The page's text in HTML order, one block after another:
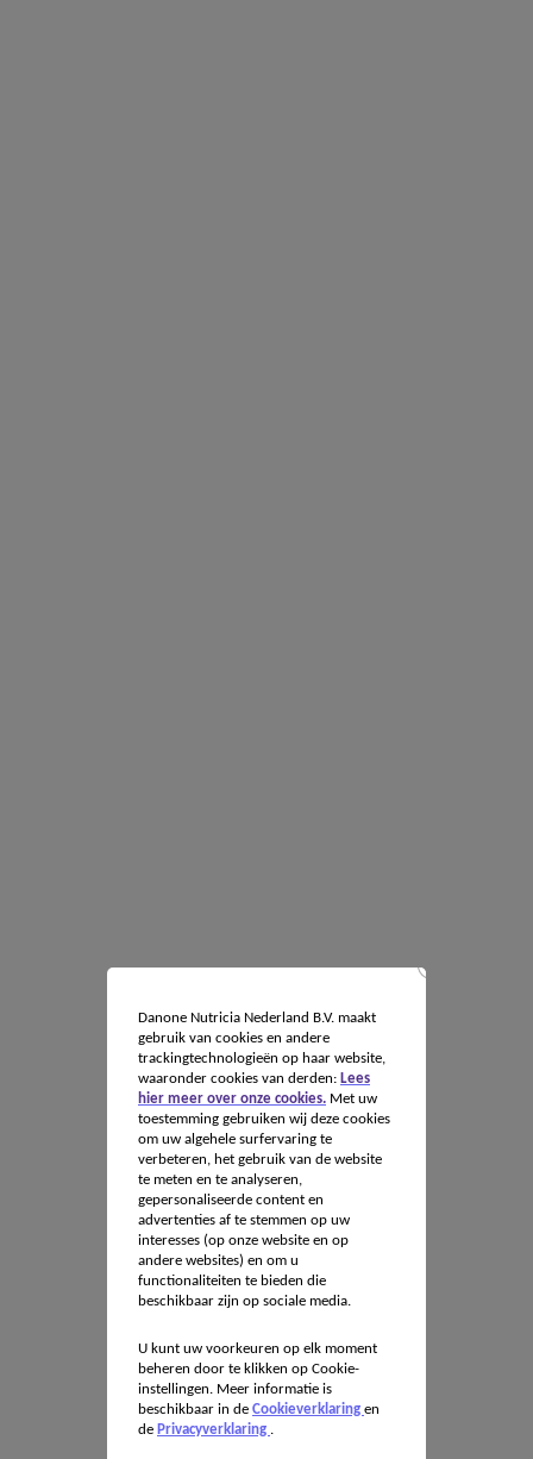
Danone Nutricia Nederland B.V. maakt
gebruik van cookies en andere
trackingtechnologieën op haar website,
waaronder cookies van derden: Lees
hier meer over onze cookies.Met uw
toestemming gebruiken wij deze cookies
om uw algehele surfervaring te
verbeteren, het gebruik van de website
te meten en te analyseren,
gepersonaliseerde content en
advertenties af te stemmen op uw
interesses (op onze website en op
andere websites) en om u
functionaliteiten te bieden die
beschikbaar zijn op sociale media.
U kunt uw voorkeuren op elk moment
beheren door te klikken op Cookie-
instellingen. Meer informatie is
beschikbaar in de Cookieverklaring en
de Privacyverklaring .